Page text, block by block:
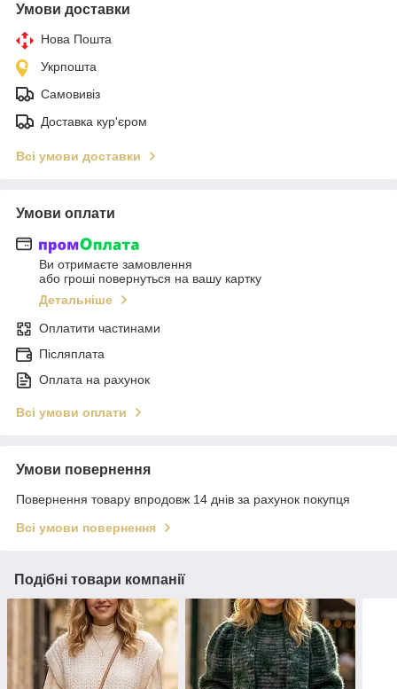
Умови доставки
Нова Пошта
Укрпошта
Самовивіз
Доставка кур'єром
Всі умови доставки
Умови оплати
Ви отримаєте замовлення
або гроші повернуться на вашу картку
Детальніше
Оплатити частинами
Післяплата
Оплата на рахунок
Всі умови оплати
Умови повернення
Повернення товару впродовж 14 днів за рахунок покупця
Всі умови повернення
Подібні товари компанії